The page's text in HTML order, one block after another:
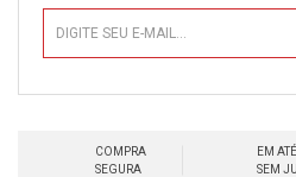
COMPRA
SEGURA
EM
SEM